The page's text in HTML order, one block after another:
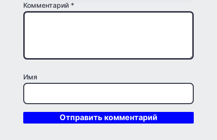
Комментарий *
Имя